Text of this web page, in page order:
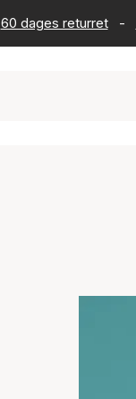
60 dages returret -